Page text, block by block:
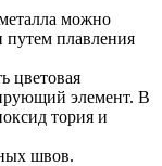
можно
путем плавления
цветовая
элемент. В
тория и
швов.